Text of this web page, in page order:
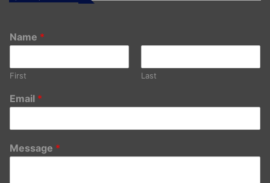
Name *
First Last
Email *
Message *